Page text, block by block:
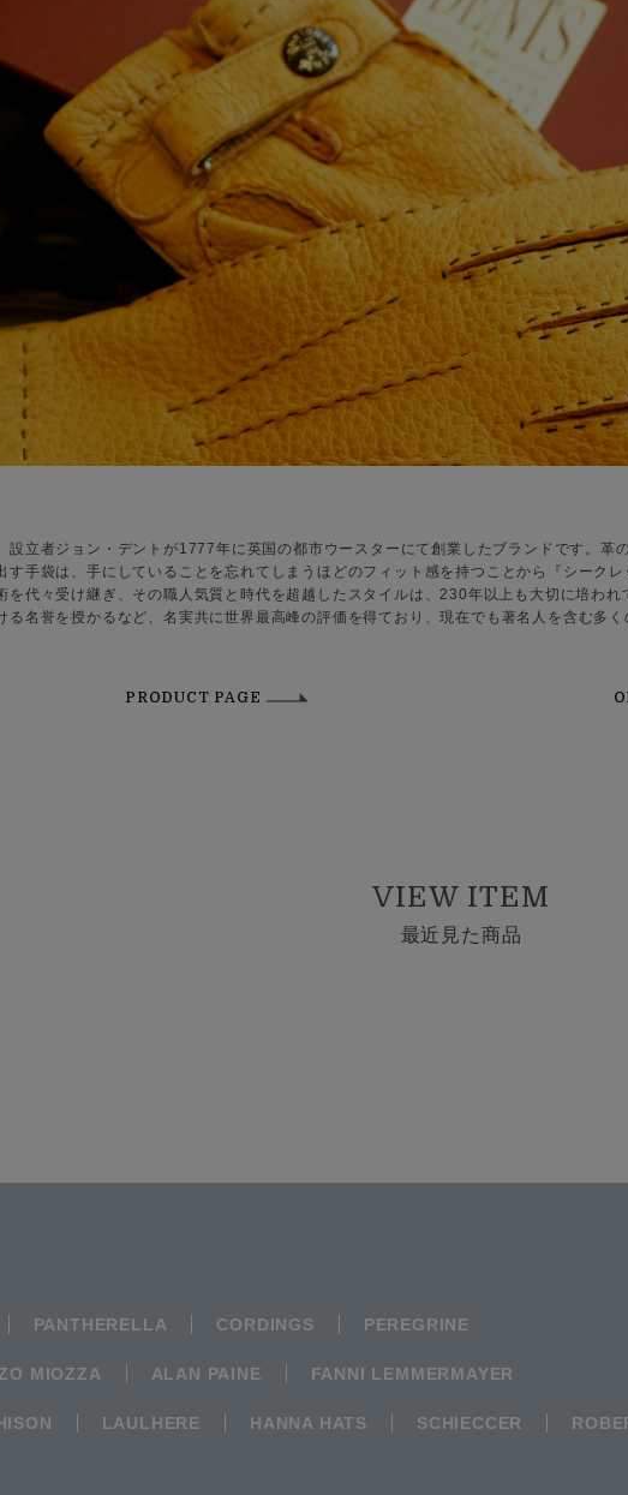
設立者ジョン・デントが1777年に英国の都市ウースターにて創業したブランドです。革
す手袋は、手にしていることを忘れてしまうほどのフィット感を持つことから『シーク
を代々受け継ぎ、その職人気質と時代を超越したスタイルは、230年以上も大切に培わ
る名誉を授かるなど、名実共に世界最高峰の評価を得ており、現在でも著名人を含む多く
PRODUCT PAGE
VIEW ITEM
最近見た商品
PANTHERELLA CORDINGS PEREGRINE
MIOZZA ALAN PAINE FANNI LEMMERMAYER
LAULHERE HANNA HATS SCHIECCER